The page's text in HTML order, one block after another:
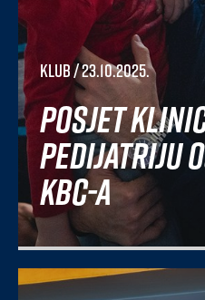
Klub/ 23.10.2025.
Posjet
pedijatriju
KBC-a